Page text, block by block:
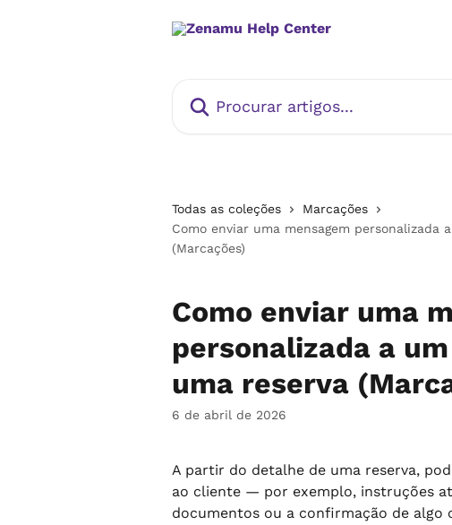
Todas as coleções
Marcações
Como enviar uma mensagem
(Marcações)
Como enviar uma
personalizada a
uma reserva
6 de abril de 2026
A partir do detalhe de uma reserva,
ao cliente — por exemplo, instruções
documentos ou a confirmação de